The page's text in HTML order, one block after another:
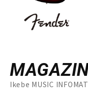
Ikebe MUSIC